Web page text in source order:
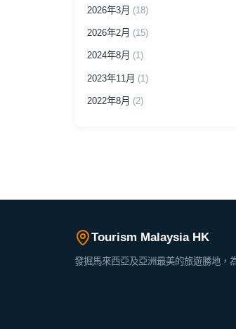
2026年3月 (18)
2026年2月 (15)
2024年8月 (1)
2023年11月 (1)
2022年8月 (2)
Tourism Malaysia HK
發掘馬來西亞及亞洲最美的旅遊勝地，